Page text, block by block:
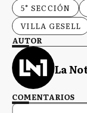
5° SECCIÓN
VILLA GESELL
AUTOR
La
COMENTARIOS